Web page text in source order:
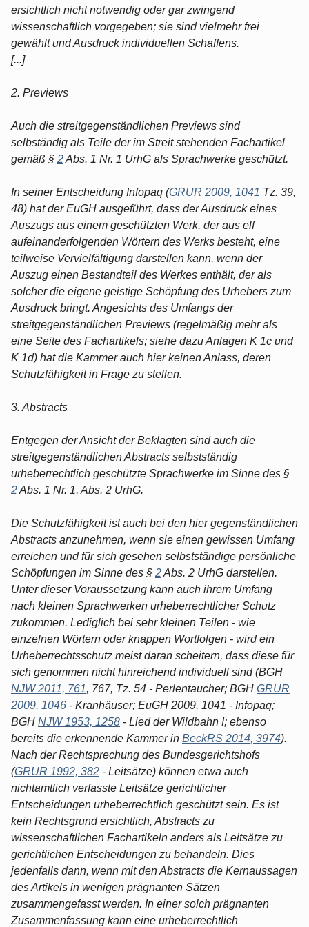
ersichtlich nicht notwendig oder gar zwingend
wissenschaftlich vorgegeben; sie sind vielmehr frei
gewählt und Ausdruck individuellen Schaffens.
[...]
2. Previews
Auch die streitgegenständlichen Previews sind
selbständig als Teile der im Streit stehenden Fachartikel
gemäß § 2Abs. 1 Nr. 1 UrhG als Sprachwerke geschützt.
In seiner Entscheidung Infopaq (GRUR 2009, 1041 Tz. 39,
48) hat der EuGH ausgeführt, dass der Ausdruck eines
Auszugs aus einem geschützten Werk, der aus elf
aufeinanderfolgenden Wörtern des Werks besteht, eine
teilweise Vervielfältigung darstellen kann, wenn der
Auszug einen Bestandteil des Werkes enthält, der als
solcher die eigene geistige Schöpfung des Urhebers zum
Ausdruck bringt. Angesichts des Umfangs der
streitgegenständlichen Previews (regelmäßig mehr als
eine Seite des Fachartikels; siehe dazu Anlagen K 1c und
K 1d) hat die Kammer auch hier keinen Anlass, deren
Schutzfähigkeit in Frage zu stellen.
3. Abstracts
Entgegen der Ansicht der Beklagten sind auch die
streitgegenständlichen Abstracts selbstständig
urheberrechtlich geschützte Sprachwerke im Sinne des §
2Abs. 1 Nr. 1, Abs. 2 UrhG.
Die Schutzfähigkeit ist auch bei den hier gegenständlichen
Abstracts anzunehmen, wenn sie einen gewissen Umfang
erreichen und für sich gesehen selbstständige persönliche
Schöpfungen im Sinne des § 2Abs. 2 UrhG darstellen.
Unter dieser Voraussetzung kann auch ihrem Umfang
nach kleinen Sprachwerken urheberrechtlicher Schutz
zukommen. Lediglich bei sehr kleinen Teilen - wie
einzelnen Wörtern oder knappen Wortfolgen - wird ein
Urheberrechtsschutz meist daran scheitern, dass diese für
sich genommen nicht hinreichend individuell sind (BGH
NJW 2011, 761, 767, Tz. 54 - Perlentaucher; BGH GRUR
2009, 1046 - Kranhäuser; EuGH 2009, 1041 - Infopaq;
BGH NJW 1953, 1258 - Lied der Wildbahn I; ebenso
bereits die erkennende Kammer in BeckRS 2014, 3974).
Nach der Rechtsprechung des Bundesgerichtshofs
(GRUR 1992, 382 - Leitsätze) können etwa auch
nichtamtlich verfasste Leitsätze gerichtlicher
Entscheidungen urheberrechtlich geschützt sein. Es ist
kein Rechtsgrund ersichtlich, Abstracts zu
wissenschaftlichen Fachartikeln anders als Leitsätze zu
gerichtlichen Entscheidungen zu behandeln. Dies
jedenfalls dann, wenn mit den Abstracts die Kernaussagen
des Artikels in wenigen prägnanten Sätzen
zusammengefasst werden. In einer solch prägnanten
Zusammenfassung kann eine urheberrechtlich